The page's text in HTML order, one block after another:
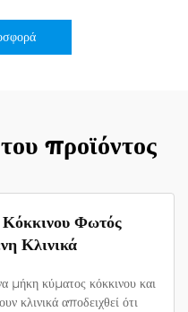
προϊόντος
Κόκκινου Φωτός
Κλινικά
μήκη κύματος κόκκινου και
κλινικά αποδειχθεί ότι